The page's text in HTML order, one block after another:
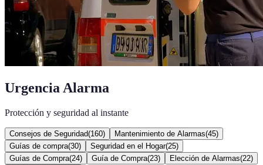
Urgencia Alarma
Protección y seguridad al instante
Consejos de Seguridad(160) Mantenimiento de Alarmas(45)
Guías de compra(30) Seguridad en el Hogar(25)
Guías de Compra(24) Guía de Compra(23) Elección de Alarmas(22)